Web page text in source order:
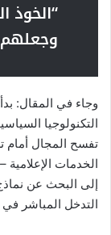
“الخوذ
وجعلهم
وجاء في المقال:
التكنولوجيا
تفسح المجال
الخدمات الإعلامية
إلى البحث عن
التدخل المباشر في